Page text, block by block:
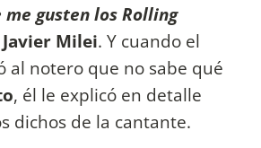
gusten los Rolling
Javier Milei. Y cuando el
al notero que no sabe qué
, él le explicó en detalle
dichos de la cantante.